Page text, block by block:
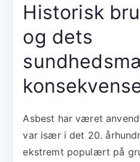
Historisk
og dets
Asbest har været
var især i det 20.
ekstremt populært på